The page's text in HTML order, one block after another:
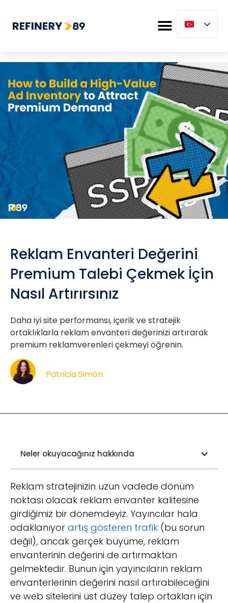
Reklam Envanteri Değerini
Premium Talebi Çekmek İçin
Nasıl Artırırsınız
Daha iyi site performansı, içerik ve stratejik
ortaklıklarla reklam envanteri değerinizi artırarak
premium reklamverenleri çekmeyi öğrenin.
Patricia Simón
Neler okuyacağınız hakkında
Reklam stratejinizin uzun vadede dönüm
noktası olacak reklam envanter kalitesine
girdiğimiz bir dönemdeyiz. Yayıncılar hala
odaklanıyor artış gösteren trafik (bu sorun
değil), ancak gerçek büyüme, reklam
envanterinin değerini de artırmaktan
gelmektedir. Bunun için yayıncıların reklam
envanterlerinin değerini nasıl artırabileceğini
ve web sitelerini üst düzey talep ortakları için